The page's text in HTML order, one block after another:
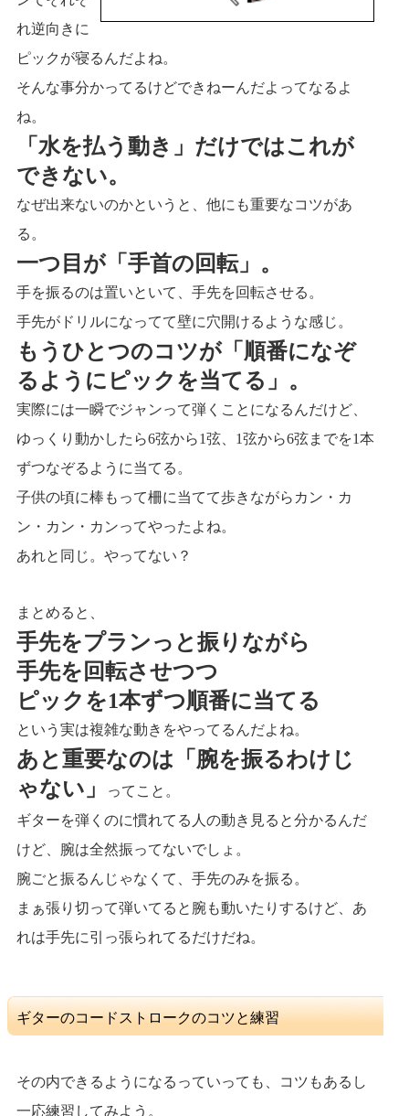
れ逆向きに
ピックが寝るんだよね。
そんな事分かってるけどできねーんだよってなるよ
ね。
「水を払う動き」だけではこれが
できない。
なぜ出来ないのかというと、他にも重要なコツがあ
る。
一つ目が「手首の回転」。
手を振るのは置いといて、手先を回転させる。
手先がドリルになってて壁に穴開けるような感じ。
もうひとつのコツが「順番になぞ
るようにピックを当てる」。
実際には一瞬でジャンって弾くことになるんだけど、
ゆっくり動かしたら6弦から1弦、1弦から6弦までを1本
ずつなぞるように当てる。
子供の頃に棒もって柵に当てて歩きながらカン・カ
ン・カン・カンってやったよね。
あれと同じ。やってない？
まとめると、
手先をプランっと振りながら
手先を回転させつつ
ピックを1本ずつ順番に当てる
という実は複雑な動きをやってるんだよね。
あと重要なのは「腕を振るわけじ
ゃない」
ってこと。
ギターを弾くのに慣れてる人の動き見ると分かるんだ
けど、腕は全然振ってないでしょ。
腕ごと振るんじゃなくて、手先のみを振る。
まぁ張り切って弾いてると腕も動いたりするけど、あ
れは手先に引っ張られてるだけだね。
ギターのコードストロークのコツと練習
その内できるようになるっていっても、コツもあるし
一応練習してみよう。